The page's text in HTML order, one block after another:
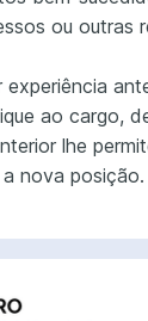
ou outras
experiência
ao cargo,
lhe
nova posição.